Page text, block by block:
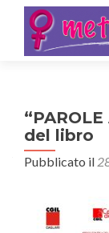
del libro
Pubblicato il